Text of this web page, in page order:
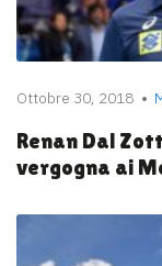
Ottobre 30, 2018
Renan Dal
vergogna ai